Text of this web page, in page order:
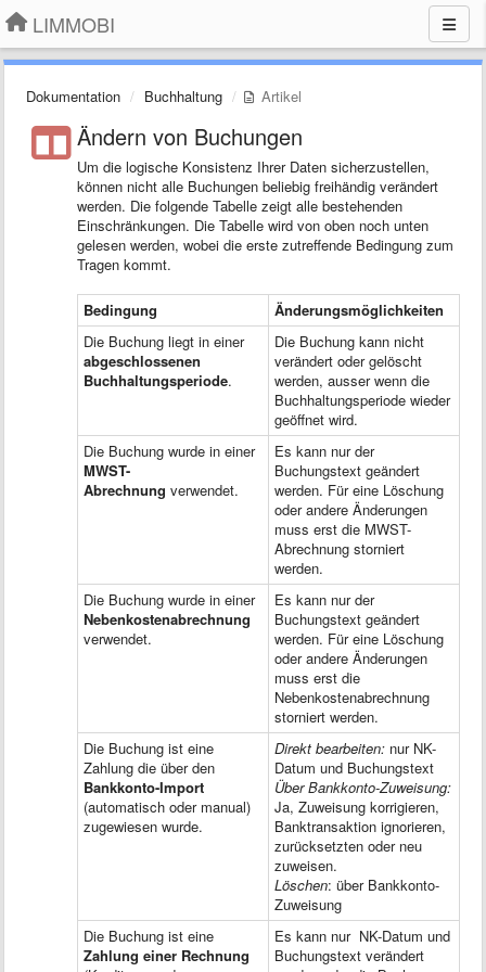
LIMMOBI
Dokumentation Buchhaltung Artikel
Ändern von Buchungen
Um die logische Konsistenz Ihrer Daten sicherzustellen,
können nicht alle Buchungen beliebig freihändig verändert
werden. Die folgende Tabelle zeigt alle bestehenden
Einschränkungen. Die Tabelle wird von oben noch unten
gelesen werden, wobei die erste zutreffende Bedingung zum
Tragen kommt.
Bedingung
Änderungsmöglichkeiten
Die Buchung liegt in einer
abgeschlossenen
Buchhaltungsperiode.
Die Buchung kann nicht
verändert oder gelöscht
werden, ausser wenn die
Buchhaltungsperiode wieder
geöffnet wird.
Die Buchung wurde in einer
MWST-
Abrechnung verwendet.
Es kann nur der
Buchungstext geändert
werden. Für eine Löschung
oder andere Änderungen
muss erst die MWST-
Abrechnung storniert
werden.
Die Buchung wurde in einer
Nebenkostenabrechnung
verwendet.
Es kann nur der
Buchungstext geändert
werden. Für eine Löschung
oder andere Änderungen
muss erst die
Nebenkostenabrechnung
storniert werden.
Die Buchung ist eine
Zahlung die über den
Bankkonto-Import
(automatisch oder manual)
zugewiesen wurde.
Direkt bearbeiten: nur NK-
Datum und Buchungstext
Über Bankkonto-Zuweisung:
Ja, Zuweisung korrigieren,
Banktransaktion ignorieren,
zurücksetzten oder neu
zuweisen.
Löschen: über Bankkonto-
Zuweisung
Die Buchung ist eine
Zahlung einer Rechnung
Es kann nur NK-Datum und
Buchungstext verändert